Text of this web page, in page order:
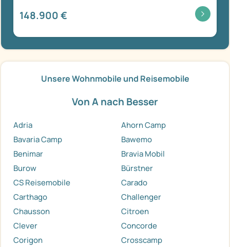
148.900 €
Unsere Wohnmobile und Reisemobile
Von A nach Besser
Adria
Ahorn Camp
Bavaria Camp
Bawemo
Benimar
Bravia Mobil
Burow
Bürstner
CS Reisemobile
Carado
Carthago
Challenger
Chausson
Citroen
Clever
Concorde
Corigon
Crosscamp